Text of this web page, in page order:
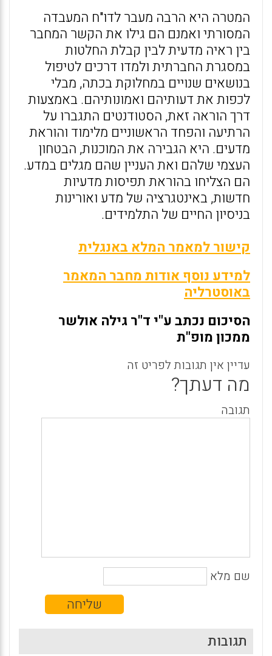
המטרה היא הרבה מעבר לדו"ח המעבדה
המסורתי ואמנם הם גילו את הקשר המחבר
בין ראיה מדעית לבין קבלת החלטות
במסגרת החברתית ולמדו דרכים לטיפול
בנושאים שנויים במחלוקת בכתה, מבלי
לכפות את דעותיהם ואמונותיהם. באמצעות
דרך הוראה זאת, הסטודנטים התגברו על
הרתיעה והפחד הראשוניים מלימוד והוראת
מדעים. היא הגבירה את המוכנות, הבטחון
העצמי שלהם ואת העניין שהם מגלים במדע.
הם הצליחו בהוראת תפיסות מדעיות
חדשות, באינטגרציה של מדע ואורינות
בניסיון החיים של התלמידים.
קישור למאמר המלא באנגלית
למידע נוסף אודות מחבר המאמר
באוסטרליה
הסיכום נכתב ע"י ד"ר גילה אולשר
ממכון מופ"ת
עדיין אין תגובות לפריט זה
מה דעתך?
תגובה
שם מלא
תגובות